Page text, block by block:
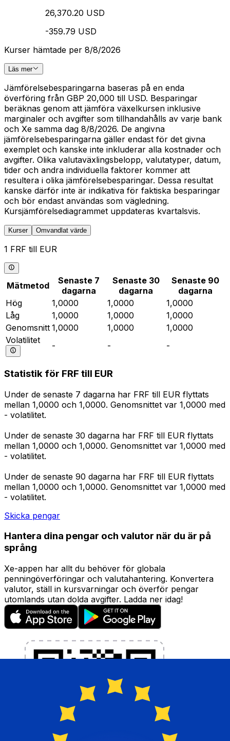
26,370.20 USD
-359.79 USD
Kurser hämtade per 8/8/2026
Läs mer
Jämförelsebesparingarna baseras på en enda
överföring från GBP 20,000 till USD. Besparingar
beräknas genom att jämföra växelkursen inklusive
marginaler och avgifter som tillhandahålls av varje bank
och Xe samma dag 8/8/2026. De angivna
jämförelsebesparingarna gäller endast för det givna
exemplet och kanske inte inkluderar alla kostnader och
avgifter. Olika valutaväxlingsbelopp, valutatyper, datum,
tider och andra individuella faktorer kommer att
resultera i olika jämförelsebesparingar. Dessa resultat
kanske därför inte är indikativa för faktiska besparingar
och bör endast användas som vägledning.
Kursjämförelsediagrammet uppdateras kvartalsvis.
Kurser Omvandlat värde
1 FRF till EUR
Mätmetod
Senaste 7
dagarna
Senaste 30
dagarna
Senaste 90
dagarna
Hög
1,0000 1,0000
1,0000
Låg
1,0000 1,0000
1,0000
Genomsnitt 1,0000 1,0000
1,0000
Volatilitet
- - -
Statistik för FRF till EUR
Under de senaste 7 dagarna har FRF till EUR flyttats
mellan 1,0000 och 1,0000. Genomsnittet var 1,0000 med
- volatilitet.
Under de senaste 30 dagarna har FRF till EUR flyttats
mellan 1,0000 och 1,0000. Genomsnittet var 1,0000 med
- volatilitet.
Under de senaste 90 dagarna har FRF till EUR flyttats
mellan 1,0000 och 1,0000. Genomsnittet var 1,0000 med
- volatilitet.
Skicka pengar
Hantera dina pengar och valutor när du är på
språng
Xe-appen har allt du behöver för globala
penningöverföringar och valutahantering. Konvertera
valutor, ställ in kursvarningar och överför pengar
utomlands utan dolda avgifter. Ladda ner idag!